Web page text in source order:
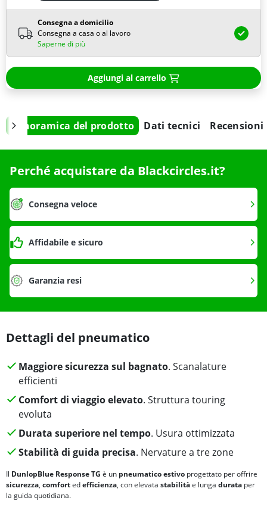
Consegna a domicilio
Consegna a casa o al lavoro
Saperne di più
Aggiungi al carrello
Panoramica del prodotto Dati tecnici Recensioni
Perché acquistare da Blackcircles.it?
Consegna veloce
Affidabile e sicuro
Garanzia resi
Dettagli del pneumatico
Maggiore sicurezza sul bagnato. Scanalature
efficienti
Comfort di viaggio elevato. Struttura touring
evoluta
Durata superiore nel tempo. Usura ottimizzata
Stabilità di guida precisa. Nervature a tre zone
Il DunlopBlue Response TG è un pneumatico estivo progettato per offrire
sicurezza, comfortedefficienza, con elevata stabilitàe lunga durata per
la guida quotidiana.